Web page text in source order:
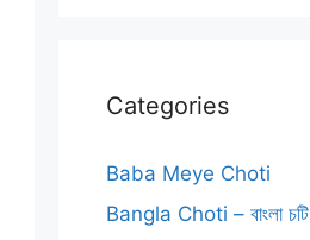
Categories
Baba Meye Choti
Bangla Choti – বাংলা চটি